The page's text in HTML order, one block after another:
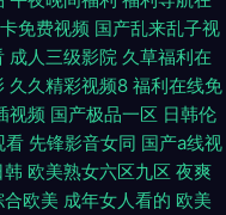
免费视频 国产乱来乱子视
成人三级影院 久草福利在
久久精彩视频8 福利在线免
视频 国产极品一区 日韩伦
看 先锋影音女同 国产a线视
韩 欧美熟女六区九区 夜爽
欧美 成年女人看的 欧美